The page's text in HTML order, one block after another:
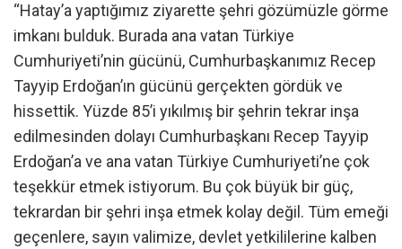
“Hatay’a yaptığımız ziyarette şehri gözümüzle görme
imkanı bulduk. Burada ana vatan Türkiye
Cumhuriyeti’nin gücünü, Cumhurbaşkanımız Recep
Tayyip Erdoğan’ın gücünü gerçekten gördük ve
hissettik. Yüzde 85’i yıkılmış bir şehrin tekrar inşa
edilmesinden dolayı Cumhurbaşkanı Recep Tayyip
Erdoğan’a ve ana vatan Türkiye Cumhuriyeti’ne çok
teşekkür etmek istiyorum. Bu çok büyük bir güç,
tekrardan bir şehri inşa etmek kolay değil. Tüm emeği
geçenlere, sayın valimize, devlet yetkililerine kalben